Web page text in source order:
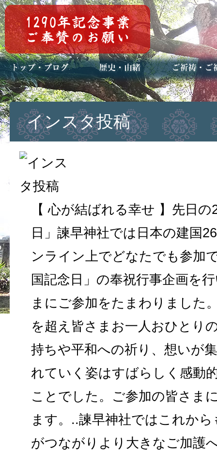
トップページ
ブログ(日々八百万)
お知らせ一覧 歴史・ご祭神
年中行事
メディア掲載 ご祈祷・ご祈
安産祈願
初宮参り
七五三詣
長寿のお祝い
神前結婚式
厄祓い・方位
車のお祓い
地鎮祭
神葬祭（神式
インスタ投稿
【 心が結ばれる幸せ 】先日
日」諫早神社では日本の建国
ンライン上でどなたでも参加
国記念日」の奉祝行事企画を
まにご参加をたまわりました
を超え皆さまお一人おひとり
持ちや平和への祈り、想いが
れていく姿はすばらしく感動
ことでした。ご参加の皆さま
ます。..諫早神社ではこれか
がつながりより大きなご加護